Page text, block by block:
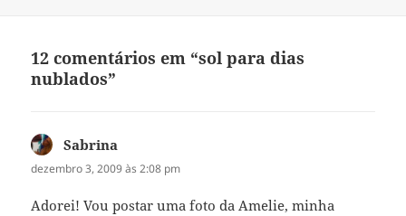
12 comentários em “sol para dias
nublados”
Sabrina
dezembro 3, 2009 às 2:08 pm
Adorei! Vou postar uma foto da Amelie, minha